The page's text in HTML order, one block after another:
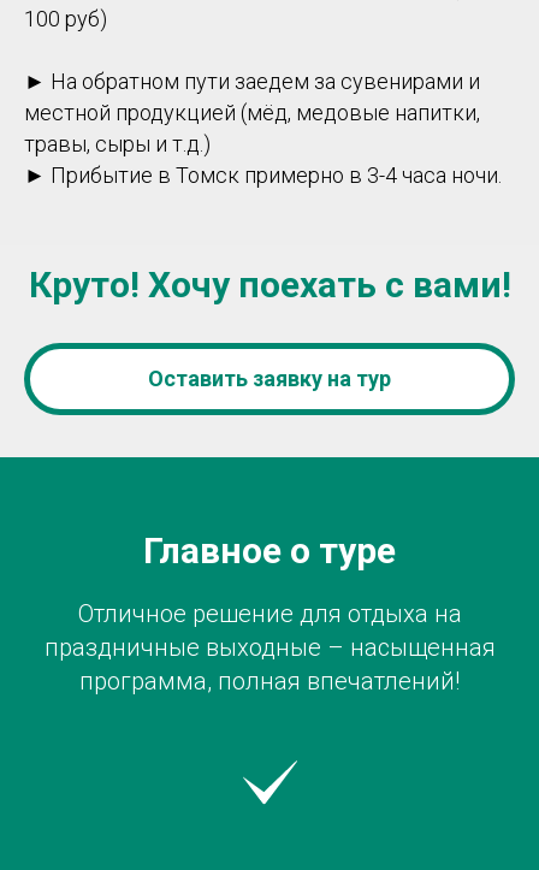
100 руб)
► На обратном пути заедем за сувенирами и
местной продукцией (мёд, медовые напитки,
травы, сыры и т.д.)
► Прибытие в Томск примерно в 3-4 часа ночи.
Круто! Хочу поехать с вами!
Оставить заявку на тур
Главное о туре
Отличное решение для отдыха на
праздничные выходные – насыщенная
программа, полная впечатлений!